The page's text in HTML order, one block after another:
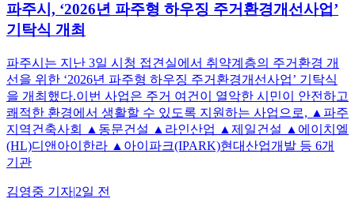
파주시, ‘2026년 파주형 하우징 주거환경개선사업’
기탁식 개최
파주시는 지난 3일 시청 접견실에서 취약계층의 주거환경 개
선을 위한 ‘2026년 파주형 하우징 주거환경개선사업’ 기탁식
을 개최했다.이번 사업은 주거 여건이 열악한 시민이 안전하고
쾌적한 환경에서 생활할 수 있도록 지원하는 사업으로, ▲파주
지역건축사회 ▲동문건설 ▲라인산업 ▲제일건설 ▲에이치엘
(HL)디앤아이한라 ▲아이파크(IPARK)현대산업개발 등 6개
기관
김영중 기자|2일 전